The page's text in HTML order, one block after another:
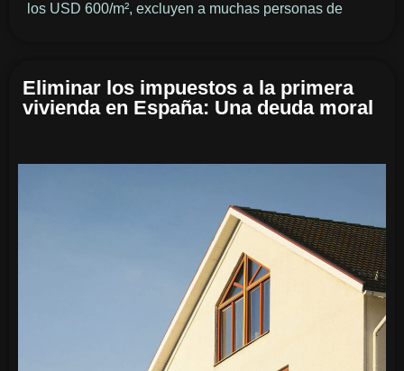
los USD 600/m², excluyen a muchas personas de
Eliminar los impuestos a la primera
vivienda en España: Una deuda moral